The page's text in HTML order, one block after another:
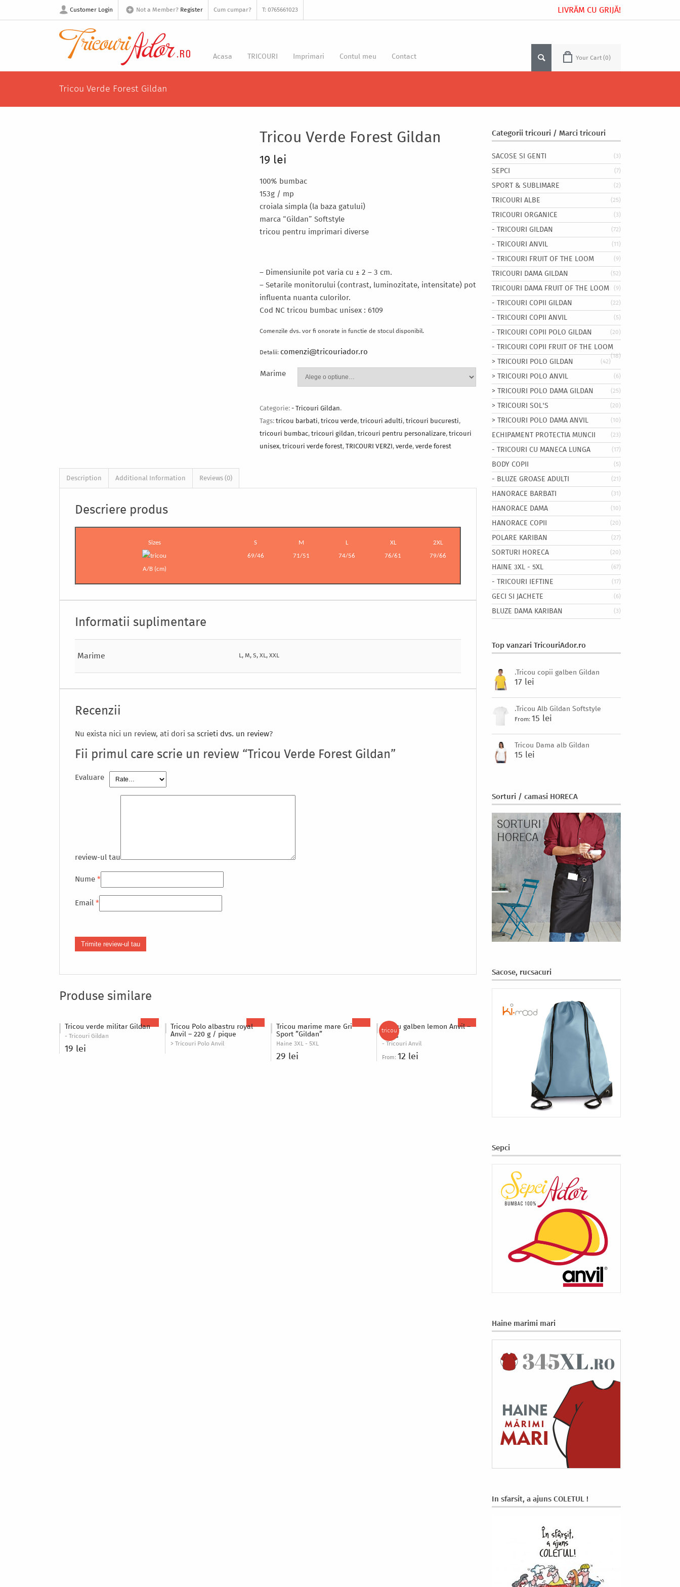
Customer Login Not a Member? Register Cum cumpar? T: 0765661023 LIVRĂM CU GRIJĂ!
Acasa TRICOURI Imprimari Contul meu Contact Your Cart 0
Tricou Verde Forest Gildan
Tricou Verde Forest Gildan
19 lei
100% bumbac
153g / mp
croiala simpla (la baza gatului)
marca “Gildan” Softstyle
tricou pentru imprimari diverse
– Dimensiunile pot varia cu ± 2 – 3 cm.
– Setarile monitorului (contrast, luminozitate, intensitate) pot
influenta nuanta culorilor.
Cod NC tricou bumbac unisex : 6109
Comenzile dvs. vor fi onorate in functie de stocul disponibil.
Detalii: comenzi@tricouriador.ro
Marime
Categorie: - Tricouri Gildan.
Tags: tricou barbati, tricou verde, tricouri adulti, tricouri bucuresti,
tricouri bumbac, tricouri gildan, tricouri pentru personalizare, tricouri
unisex, tricouri verde forest, TRICOURI VERZI , verde, verde forest
Description Additional Information Reviews (0)
Descriere produs
Sizes
A/B (cm)
S
69/46
M
71/51
L
74/56
XL
76/61
2XL
79/66
Informatii suplimentare
Marime L, M, S, XL, XXL
Recenzii
Nu exista nici un review, ati dori sa scrieti dvs. un review?
Fii primul care scrie un review “Tricou Verde Forest Gildan”
Evaluare
review-ul tau
Nume *
Email *
Produse similare
Tricou verde militar Gildan
- Tricouri Gildan
19 lei
Tricou Polo albastru royal
Anvil – 220 g / pique
> Tricouri Polo Anvil
Tricou marime mare Gri
Sport ”Gildan”
Haine 3XL - 5XL
29 lei
tricou
Tricou galben lemon Anvil –
150 g
- Tricouri Anvil
From: 12 lei
Categorii tricouri / Marci tricouri
SACOSE SI GENTI (3)
SEPCI (7)
SPORT & SUBLIMARE (2)
TRICOURI ALBE (25)
TRICOURI ORGANICE (3)
- TRICOURI GILDAN (72)
- TRICOURI ANVIL (11)
- TRICOURI FRUIT OF THE LOOM (9)
TRICOURI DAMA GILDAN (52)
TRICOURI DAMA FRUIT OF THE LOOM (9)
- TRICOURI COPII GILDAN (22)
- TRICOURI COPII ANVIL (5)
- TRICOURI COPII POLO GILDAN (20)
- TRICOURI COPII FRUIT OF THE LOOM
(18)
> TRICOURI POLO GILDAN (42)
> TRICOURI POLO ANVIL (6)
> TRICOURI POLO DAMA GILDAN (25)
> TRICOURI SOL'S (20)
> TRICOURI POLO DAMA ANVIL (10)
ECHIPAMENT PROTECTIA MUNCII (23)
- TRICOURI CU MANECA LUNGA (17)
BODY COPII (5)
- BLUZE GROASE ADULTI (21)
HANORACE BARBATI (31)
HANORACE DAMA (10)
HANORACE COPII (20)
POLARE KARIBAN (27)
SORTURI HORECA (20)
HAINE 3XL - 5XL (67)
- TRICOURI IEFTINE (17)
GECI SI JACHETE (6)
BLUZE DAMA KARIBAN (3)
Top vanzari TricouriAdor.ro
.Tricou copii galben Gildan
17 lei
.Tricou Alb Gildan Softstyle
From: 15 lei
Tricou Dama alb Gildan
15 lei
Sorturi / camasi HORECA
Sacose, rucsacuri
Sepci
Haine marimi mari
In sfarsit, a ajuns COLETUL !